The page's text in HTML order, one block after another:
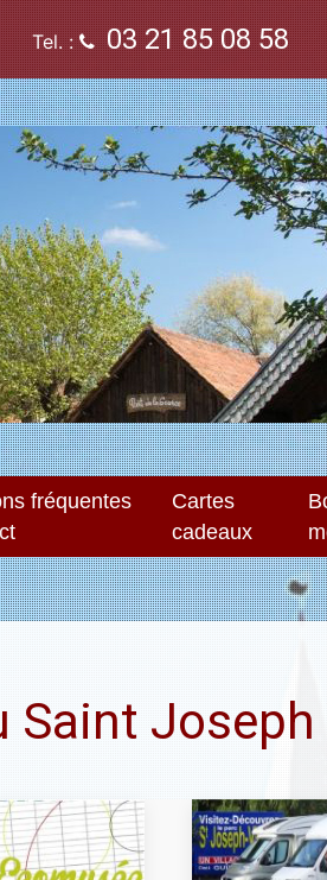
Tel. : 03 21 85 08 58
fréquentes
Cartes
cadeaux
Saint